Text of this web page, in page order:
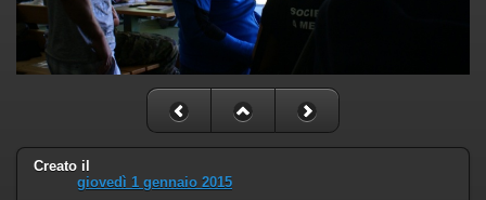
Creato il
giovedì 1 gennaio 2015